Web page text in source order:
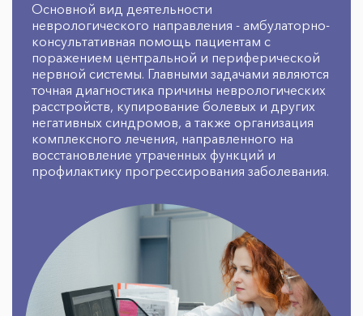
Основной вид деятельности
неврологического направления - амбулаторно-
консультативная помощь пациентам с
поражением центральной и периферической
нервной системы. Главными задачами являются
точная диагностика причины неврологических
расстройств, купирование болевых и других
негативных синдромов, а также организация
комплексного лечения, направленного на
восстановление утраченных функций и
профилактику прогрессирования заболевания.